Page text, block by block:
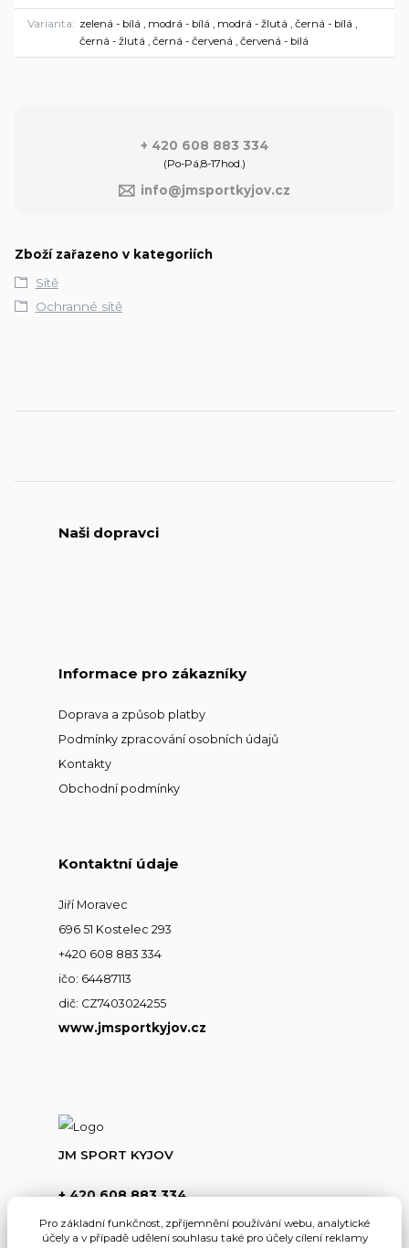
Varianta
zelená - bílá , modrá - bílá , modrá - žlutá , černá - bílá ,
černá - žlutá , černá - červená , červená - bílá
+ 420 608 883 334
(Po-Pá,8-17hod.)
info@jmsportkyjov.cz
Zboží zařazeno v kategoriích
Sítě
Ochranné sítě
Naši dopravci
Informace pro zákazníky
Doprava a způsob platby
Podmínky zpracování osobních údajů
Kontakty
Obchodní podmínky
Kontaktní údaje
Jiří Moravec
696 51 Kostelec 293
+420 608 883 334
ičo: 64487113
dič: CZ7403024255
www.jmsportkyjov.cz
JM SPORT KYJOV
+ 420 608 883 334
Pro základní funkčnost, zpříjemnění používání webu, analytické
účely a v případě udělení souhlasu také pro účely cílení reklamy